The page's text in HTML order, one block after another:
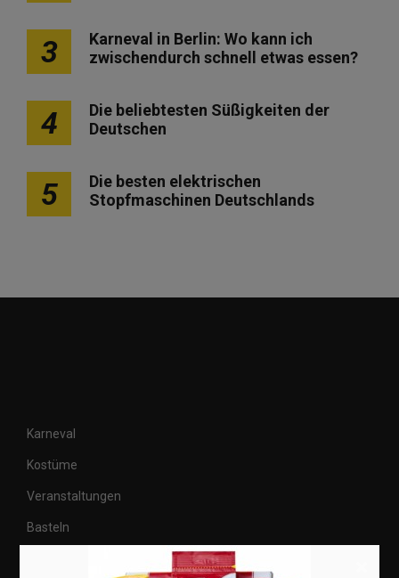
3
Karneval in Berlin: Wo kann ich
zwischendurch schnell etwas essen?
4
Die beliebtesten Süßigkeiten der
Deutschen
5
Die besten elektrischen
Stopfmaschinen Deutschlands
Karneval
Kostüme
Veranstaltungen
Basteln